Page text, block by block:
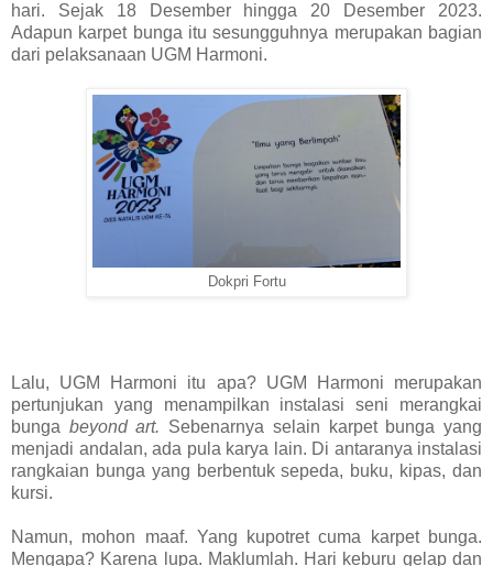
hari. Sejak 18 Desember hingga 20 Desember 2023.
Adapun karpet bunga itu sesungguhnya merupakan bagian
dari pelaksanaan UGM Harmoni.
Dokpri Fortu
Lalu, UGM Harmoni itu apa? UGM Harmoni merupakan
pertunjukan yang menampilkan instalasi seni merangkai
bunga beyond art. Sebenarnya selain karpet bunga yang
menjadi andalan, ada pula karya lain. Di antaranya instalasi
rangkaian bunga yang berbentuk sepeda, buku, kipas, dan
kursi.
Namun, mohon maaf. Yang kupotret cuma karpet bunga.
Mengapa? Karena lupa. Maklumlah. Hari keburu gelap dan